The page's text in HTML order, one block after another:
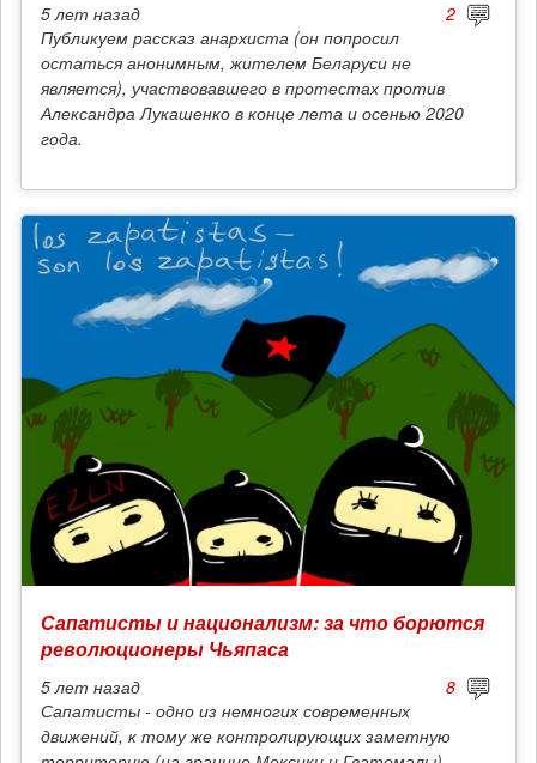
5 лет назад
2
Публикуем рассказ анархиста (он попросил
остаться анонимным, жителем Беларуси не
является), участвовавшего в протестах против
Александра Лукашенко в конце лета и осенью 2020
года.
Сапатисты и национализм: за что борются
революционеры Чьяпаса
5 лет назад
8
Сапатисты - одно из немногих современных
движений, к тому же контролирующих заметную